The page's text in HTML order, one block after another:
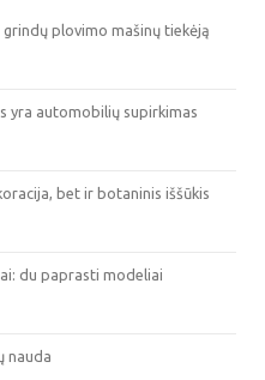
plovimo mašinų tiekėją
yra automobilių supirkimas
bet ir botaninis iššūkis
du paprasti modeliai
nauda